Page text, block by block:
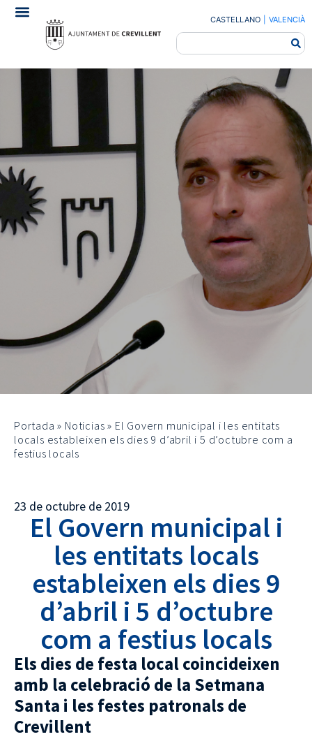
CASTELLANO VALENCIÀ
Portada » Noticias » El Govern municipal i les entitats
locals estableixen els dies 9 d’abril i 5 d’octubre com a
festius locals
23 de octubre de 2019
El Govern municipal i
les entitats locals
estableixen els dies 9
d’abril i 5 d’octubre
com a festius locals
Els dies de festa local coincideixen
amb la celebració de la Setmana
Santa i les festes patronals de
Crevillent